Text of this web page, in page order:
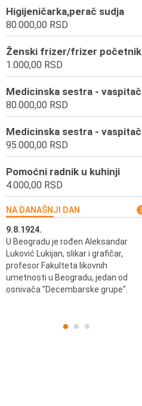
Higijeničarka,perač sudja
80.000,00 RSD
Ženski frizer/frizer početnik
1.000,00 RSD
Medicinska sestra - vaspitač
80.000,00 RSD
Medicinska sestra - vaspitač
95.000,00 RSD
Pomoćni radnik u kuhinji
4.000,00 RSD
NA DANAŠNJI DAN
9.8.1924.
U Beogradu je rođen Aleksandar
Luković Lukijan, slikar i grafičar,
profesor Fakulteta likovnih
umetnosti u Beogradu, jedan od
osnivača "Decembarske grupe".